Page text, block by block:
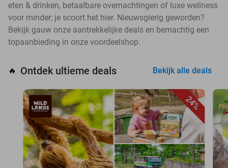
eten & drinken, betaalbare overnachtingen of luxe wellness
voor minder; je scoort het hier. Nieuwsgierig geworden?
Bekijk gauw onze aantrekkelijke deals en bemachtig een
topaanbieding in onze voordeelshop.
🔥 Ontdek ultieme deals Bekijk alle deals
24%